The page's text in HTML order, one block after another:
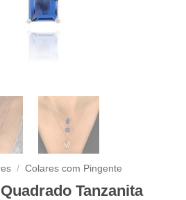
/ Colares com Pingente
Tanzanita